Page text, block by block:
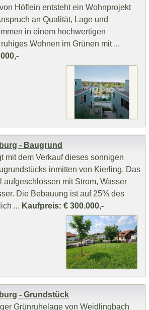
Höflein entsteht ein Wohnprojekt
an Qualität, Lage und
in einem hochwertigen
Wohnen im Grünen mit ...
- Baugrund
mit dem Verkauf dieses sonnigen
inmitten von Kierling. Das
aufgeschlossen mit Strom, Wasser
Die Bebauung ist auf 25% des
... Kaufpreis: € 300.000,-
- Grundstück
Grünruhelage von Weidlingbach